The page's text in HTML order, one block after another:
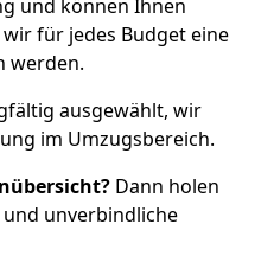
und können Ihnen
für jedes Budget eine
werden.
ausgewählt, wir
im Umzugsbereich.
Dann holen
unverbindliche